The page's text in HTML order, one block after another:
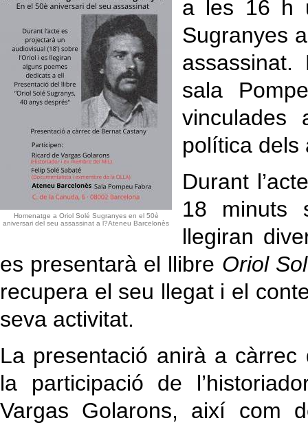
Homenatge a Oriol Solé Sugranyes en el 50è
aniversari del seu assassinat a l?Ateneu Barcelonès
a les 16 h
Sugranyes
sala
política dels
Durant
18 minuts
llegiran
es presentarà el llibre Oriol
recupera el seu llegat i el
seva activitat.
La presentació anirà a
la participació de
Vargas Golarons, així com